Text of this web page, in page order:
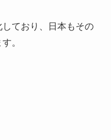
ており、日本もその
。